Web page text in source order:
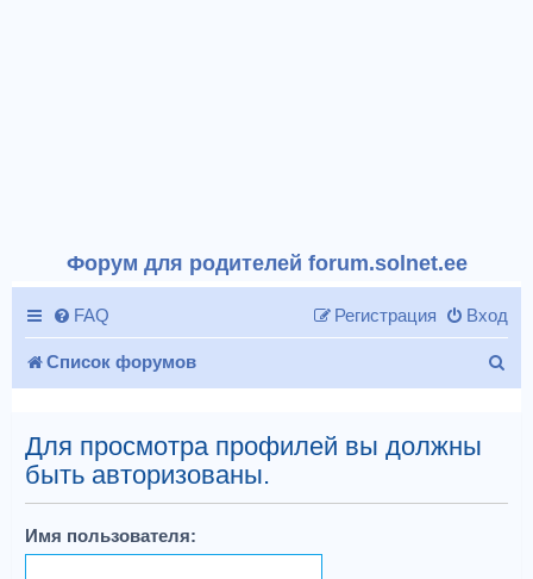
Форум для родителей forum.solnet.ee
FAQ Вход
Регистрация
Список форумов
Для просмотра профилей вы должны
быть авторизованы.
Имя пользователя: